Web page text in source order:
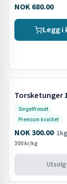
NOK 680.00
Legg i
Utsolgt
Torsketunger
Singelfrosset
Premium kvalitet
NOK 300.00· 1kg
300 kr/kg